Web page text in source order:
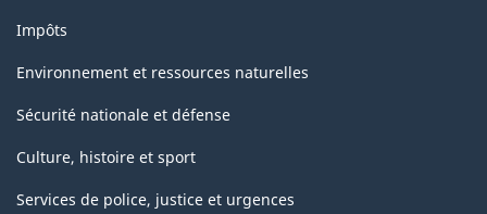
Impôts
Environnement et ressources naturelles
Sécurité nationale et défense
Culture, histoire et sport
Services de police, justice et urgences